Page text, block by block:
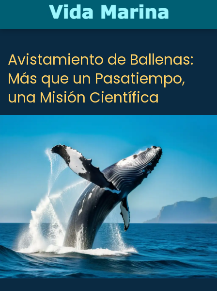
Avistamiento de Ballenas:
Más que un Pasatiempo,
una Misión Científica